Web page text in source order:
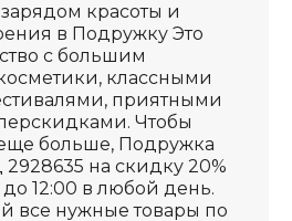
красоты и
в Подружку Это
с большим
классными
приятными
Чтобы
больше, Подружка
на скидку 20%
12:00 в любой день.
все нужные товары по